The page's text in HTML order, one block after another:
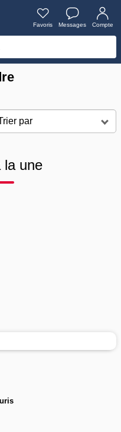
Favoris Messages Compte
la une